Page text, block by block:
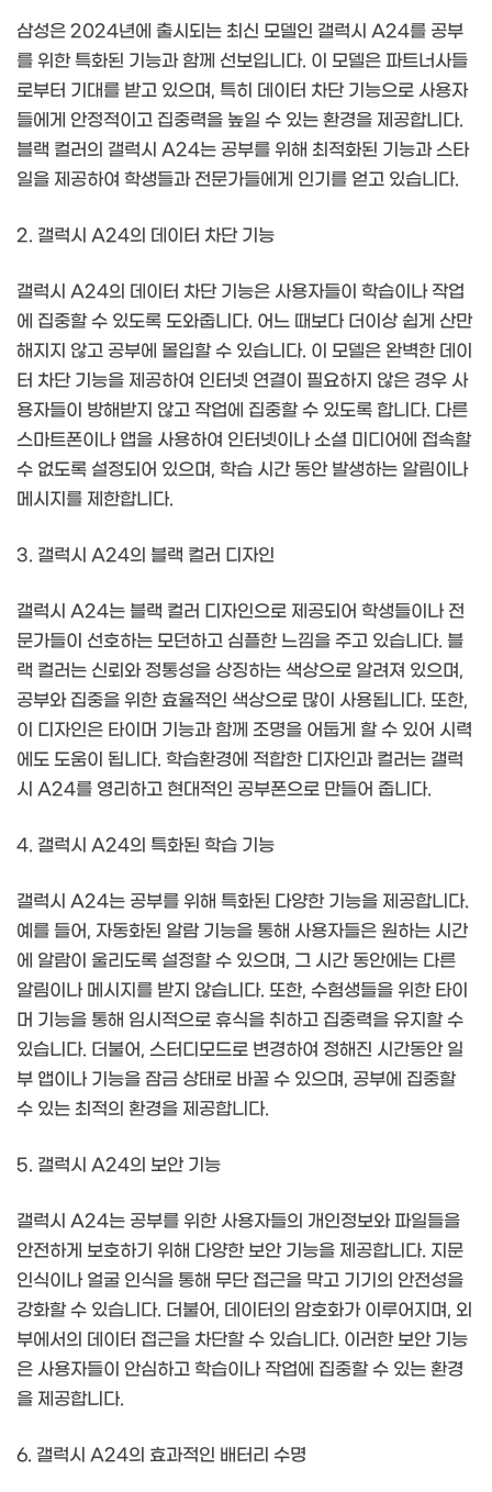
삼성은 2024년에 출시되는 최신 모델인 갤럭시 A24를 공부
를 위한 특화된 기능과 함께 선보입니다. 이 모델은 파트너사들
로부터 기대를 받고 있으며, 특히 데이터 차단 기능으로 사용자
들에게 안정적이고 집중력을 높일 수 있는 환경을 제공합니다.
블랙 컬러의 갤럭시 A24는 공부를 위해 최적화된 기능과 스타
일을 제공하여 학생들과 전문가들에게 인기를 얻고 있습니다.
2. 갤럭시 A24의 데이터 차단 기능
갤럭시 A24의 데이터 차단 기능은 사용자들이 학습이나 작업
에 집중할 수 있도록 도와줍니다. 어느 때보다 더이상 쉽게 산만
해지지 않고 공부에 몰입할 수 있습니다. 이 모델은 완벽한 데이
터 차단 기능을 제공하여 인터넷 연결이 필요하지 않은 경우 사
용자들이 방해받지 않고 작업에 집중할 수 있도록 합니다. 다른
스마트폰이나 앱을 사용하여 인터넷이나 소셜 미디어에 접속할
수 없도록 설정되어 있으며, 학습 시간 동안 발생하는 알림이나
메시지를 제한합니다.
3. 갤럭시 A24의 블랙 컬러 디자인
갤럭시 A24는 블랙 컬러 디자인으로 제공되어 학생들이나 전
문가들이 선호하는 모던하고 심플한 느낌을 주고 있습니다. 블
랙 컬러는 신뢰와 정통성을 상징하는 색상으로 알려져 있으며,
공부와 집중을 위한 효율적인 색상으로 많이 사용됩니다. 또한,
이 디자인은 타이머 기능과 함께 조명을 어둡게 할 수 있어 시력
에도 도움이 됩니다. 학습환경에 적합한 디자인과 컬러는 갤럭
시 A24를 영리하고 현대적인 공부폰으로 만들어 줍니다.
4. 갤럭시 A24의 특화된 학습 기능
갤럭시 A24는 공부를 위해 특화된 다양한 기능을 제공합니다.
예를 들어, 자동화된 알람 기능을 통해 사용자들은 원하는 시간
에 알람이 울리도록 설정할 수 있으며, 그 시간 동안에는 다른
알림이나 메시지를 받지 않습니다. 또한, 수험생들을 위한 타이
머 기능을 통해 임시적으로 휴식을 취하고 집중력을 유지할 수
있습니다. 더불어, 스터디모드로 변경하여 정해진 시간동안 일
부 앱이나 기능을 잠금 상태로 바꿀 수 있으며, 공부에 집중할
수 있는 최적의 환경을 제공합니다.
5. 갤럭시 A24의 보안 기능
갤럭시 A24는 공부를 위한 사용자들의 개인정보와 파일들을
안전하게 보호하기 위해 다양한 보안 기능을 제공합니다. 지문
인식이나 얼굴 인식을 통해 무단 접근을 막고 기기의 안전성을
강화할 수 있습니다. 더불어, 데이터의 암호화가 이루어지며, 외
부에서의 데이터 접근을 차단할 수 있습니다. 이러한 보안 기능
은 사용자들이 안심하고 학습이나 작업에 집중할 수 있는 환경
을 제공합니다.
6. 갤럭시 A24의 효과적인 배터리 수명